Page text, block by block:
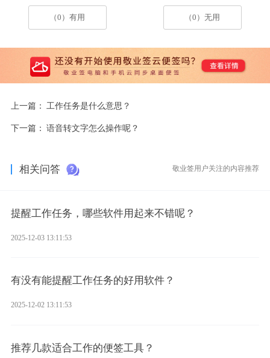
（0）有用 （0）无用
上一篇： 工作任务是什么意思？
下一篇： 语音转文字怎么操作呢？
相关问答 敬业签用户关注的内容推荐
提醒工作任务，哪些软件用起来不错呢？
2025-12-03 13:11:53
有没有能提醒工作任务的好用软件？
2025-12-02 13:11:53
推荐几款适合工作的便签工具？